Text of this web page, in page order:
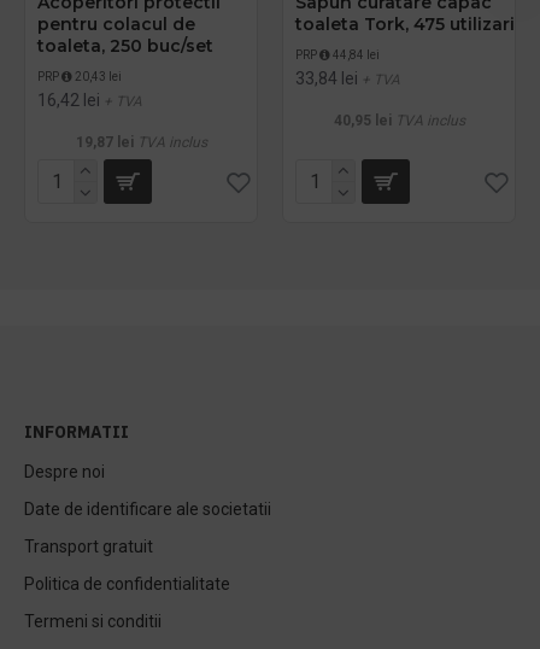
pentru colacul de
toaleta, 250 buc/set
PRP 20,43 lei
16,42 lei + TVA
19,87 lei TVA inclus
toaleta Tork, 475 utilizari
PRP 44,84 lei
33,84 lei + TVA
40,95 lei TVA inclus
INFORMATII
Despre noi
Date de identificare ale societatii
Transport gratuit
Politica de confidentialitate
Termeni si conditii